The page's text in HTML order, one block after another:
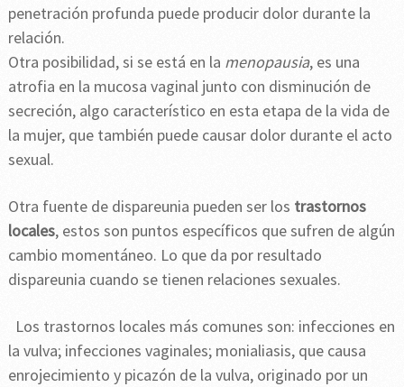
penetración profunda puede producir dolor durante la
relación.
Otra posibilidad, si se está en la menopausia, es una
atrofia en la mucosa vaginal junto con disminución de
secreción, algo característico en esta etapa de la vida de
la mujer, que también puede causar dolor durante el acto
sexual.
Otra fuente de dispareunia pueden ser los trastornos
locales, estos son puntos específicos que sufren de algún
cambio momentáneo. Lo que da por resultado
dispareunia cuando se tienen relaciones sexuales.
Los trastornos locales más comunes son: infecciones en
la vulva; infecciones vaginales; monialiasis, que causa
enrojecimiento y picazón de la vulva, originado por un